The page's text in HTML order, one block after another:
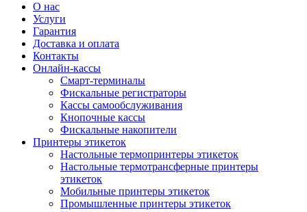
О нас
Услуги
Гарантия
Доставка и оплата
Контакты
Онлайн-кассы
Смарт-терминалы
Фискальные регистраторы
Кассы самообслуживания
Кнопочные кассы
Фискальные накопители
Принтеры этикеток
Настольные термопринтеры этикеток
Настольные термотрансферные принтеры
этикеток
Мобильные принтеры этикеток
Промышленные принтеры этикеток